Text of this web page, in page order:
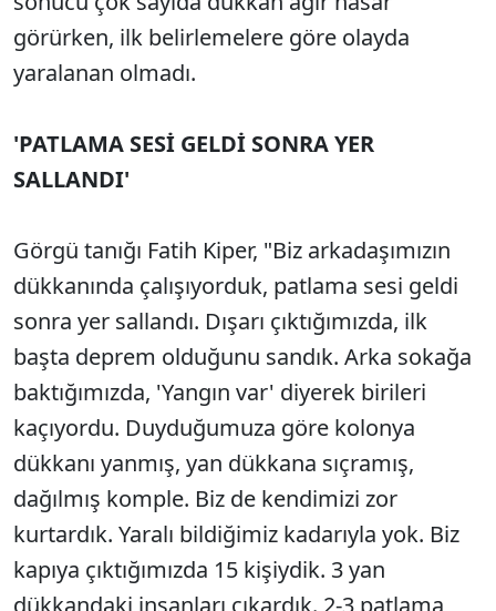
görürken, ilk belirlemelere göre olayda
yaralanan olmadı.
'PATLAMA SESİ GELDİ SONRA YER
SALLANDI'
Görgü tanığı Fatih Kiper, "Biz arkadaşımızın
dükkanında çalışıyorduk, patlama sesi geldi
sonra yer sallandı. Dışarı çıktığımızda, ilk
başta deprem olduğunu sandık. Arka sokağa
baktığımızda, 'Yangın var' diyerek birileri
kaçıyordu. Duyduğumuza göre kolonya
dükkanı yanmış, yan dükkana sıçramış,
dağılmış komple. Biz de kendimizi zor
kurtardık. Yaralı bildiğimiz kadarıyla yok. Biz
kapıya çıktığımızda 15 kişiydik. 3 yan
dükkandaki insanları çıkardık. 2-3 patlama